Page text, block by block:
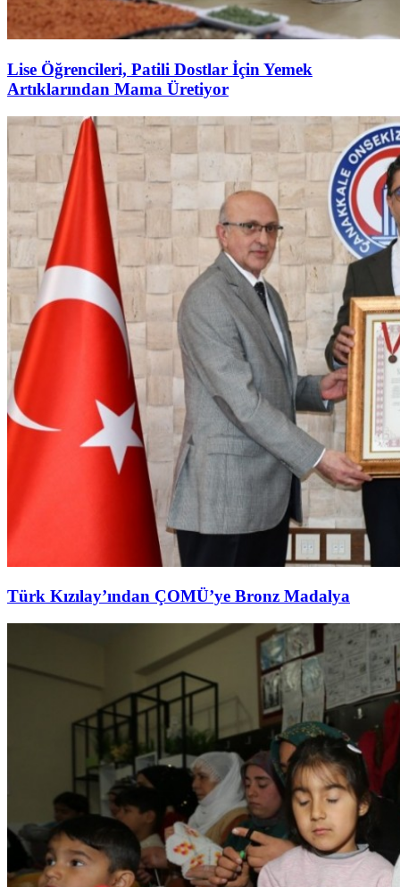
Lise Öğrencileri, Patili Dostlar İçin Yemek
Artıklarından Mama Üretiyor
Türk Kızılay’ından ÇOMÜ’ye Bronz Madalya